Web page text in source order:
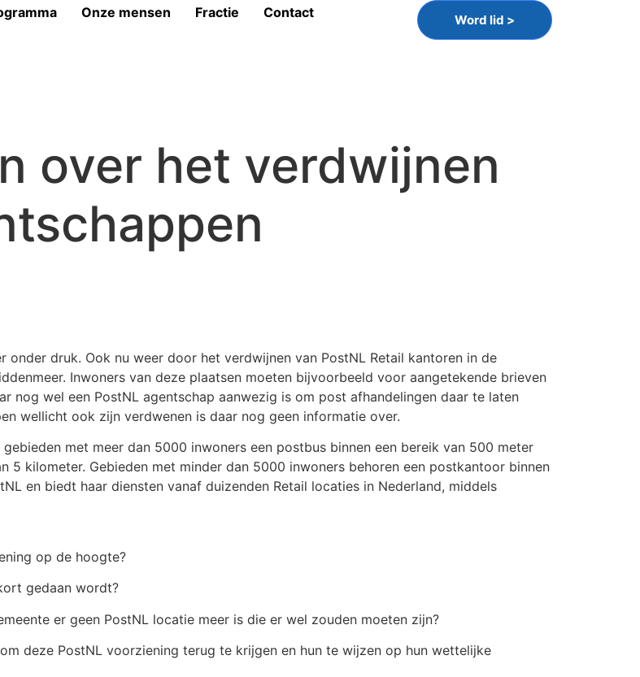
Onze mensen Fractie Contact Word lid >
over het verdwijnen
onder druk. Ook nu weer door het verdwijnen van PostNL Retail kantoren in de
Inwoners van deze plaatsen moeten bijvoorbeeld voor aangetekende brieven
nog wel een PostNL agentschap aanwezig is om post afhandelingen daar te laten
wellicht ook zijn verdwenen is daar nog geen informatie over.
met meer dan 5000 inwoners een postbus binnen een bereik van 500 meter
5 kilometer. Gebieden met minder dan 5000 inwoners behoren een postkantoor binnen
en biedt haar diensten vanaf duizenden Retail locaties in Nederland, middels
op de hoogte?
gedaan wordt?
er geen PostNL locatie meer is die er wel zouden moeten zijn?
deze PostNL voorziening terug te krijgen en hun te wijzen op hun wettelijke